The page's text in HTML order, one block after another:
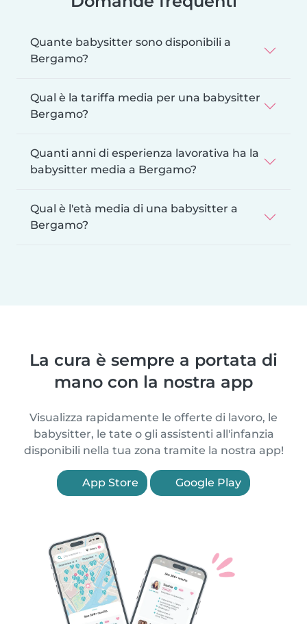
Quante babysitter sono disponibili a
Bergamo?
Qual è la tariffa media per una babysitter
Bergamo?
Quanti anni di esperienza lavorativa ha la
babysitter media a Bergamo?
Qual è l'età media di una babysitter a
Bergamo?
La cura è sempre a portata di
mano con la nostra app
Visualizza rapidamente le offerte di lavoro, le
babysitter, le tate o gli assistenti all'infanzia
disponibili nella tua zona tramite la nostra app!
App Store Google Play